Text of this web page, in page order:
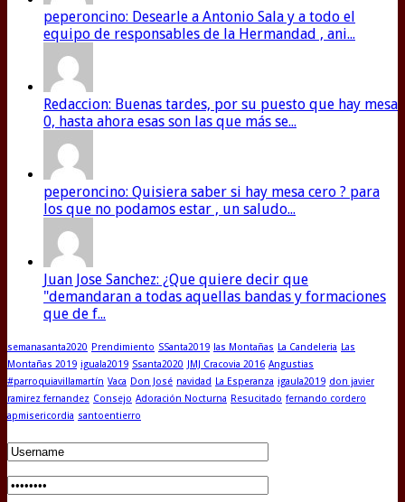
peperoncino: Desearle a Antonio Sala y a todo el
equipo de responsables de la Hermandad , ani...
Redaccion: Buenas tardes, por su puesto que hay mesa
0, hasta ahora esas son las que más se...
peperoncino: Quisiera saber si hay mesa cero ? para
los que no podamos estar , un saludo...
Juan Jose Sanchez: ¿Que quiere decir que
"demandaran a todas aquellas bandas y formaciones
que de f...
semanasanta2020 Prendimiento SSanta2019 las Montañas La Candeleria Las
Montañas 2019 iguala2019 Ssanta2020 JMJ Cracovia 2016 Angustias
#parroquiavillamartín Vaca Don José navidad La Esperanza igaula2019 don javier
ramirez fernandez Consejo Adoración Nocturna Resucitado fernando cordero
apmisericordia santoentierro